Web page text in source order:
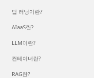
딥 러닝이란?
AIaaS란?
LLM이란?
컨테이너란?
RAG란?